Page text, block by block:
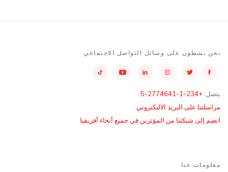
نحن نشطون على وسائل التواصل الاجتماعي
يتصل: +234-1-2774641-5
مراسلتنا على البريد الاليكتروني
انضم إلى شبكتنا من المؤثرين في جميع أنحاء أفريقيا
معلومات عنا